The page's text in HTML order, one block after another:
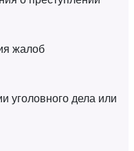
жалоб
уголовного дела или